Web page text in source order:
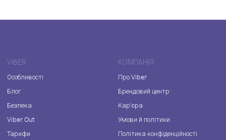
VIBER
Особливості
Блог
Безпека
Viber Out
Тарифи
КОМПАНІЯ
Про Viber
Брендовий центр
Кар'єра
Умови й політики
Політика конфіденційності